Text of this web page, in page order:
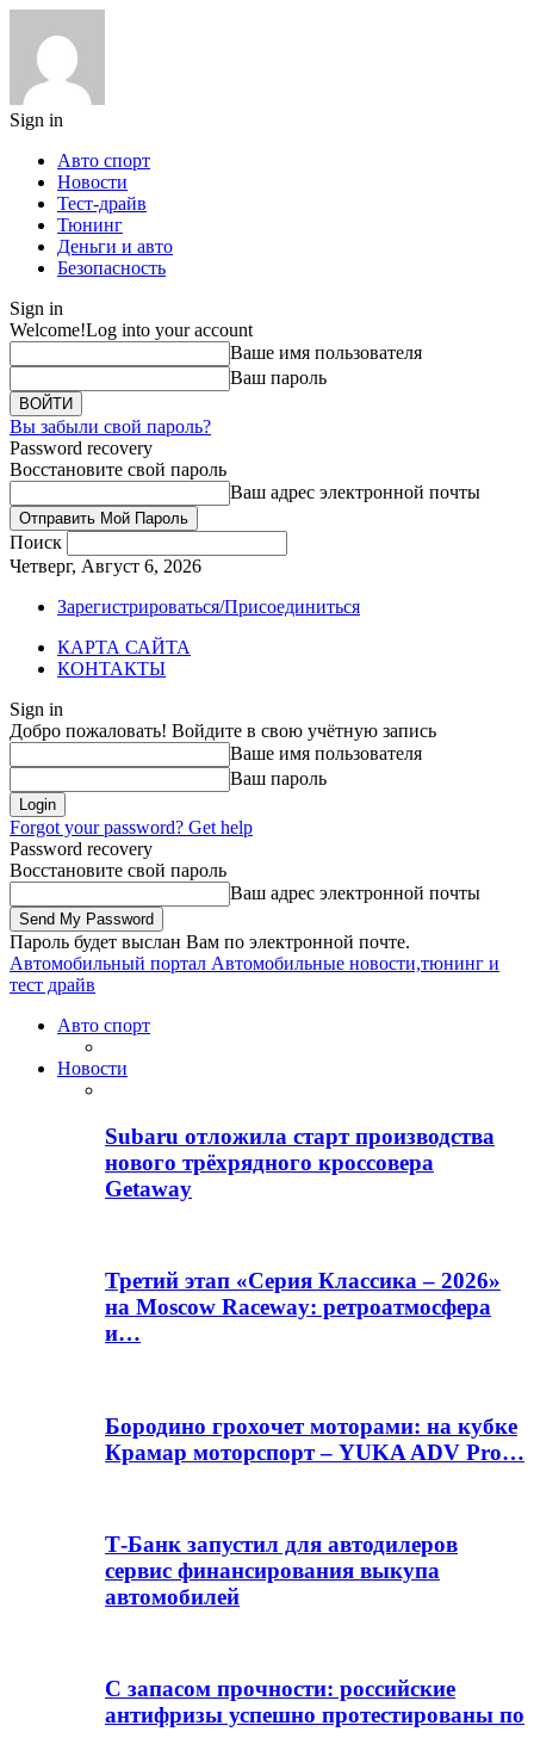
Sign in
Авто спорт
Новости
Тест-драйв
Тюнинг
Деньги и авто
Безопасность
Sign in
Welcome!Log into your account
Ваше имя пользователя
Ваш пароль
Вы забыли свой пароль?
Password recovery
Восстановите свой пароль
Ваш адрес электронной почты
Поиск
Четверг, Август 6, 2026
Зарегистрироваться/Присоединиться
КАРТА САЙТА
КОНТАКТЫ
Sign in
Добро пожаловать! Войдите в свою учётную запись
Ваше имя пользователя
Ваш пароль
Forgot your password? Get help
Password recovery
Восстановите свой пароль
Ваш адрес электронной почты
Пароль будет выслан Вам по электронной почте.
Автомобильный портал Автомобильные новости,тюнинг и
тест драйв
Авто спорт
Новости
Subaru отложила старт производства
нового трёхрядного кроссовера
Getaway
Третий этап «Серия Классика – 2026»
на Moscow Raceway: ретроатмосфера
и…
Бородино грохочет моторами: на кубке
Крамар моторспорт – YUKA ADV Pro…
Т-Банк запустил для автодилеров
сервис финансирования выкупа
автомобилей
С запасом прочности: российские
антифризы успешно протестированы по